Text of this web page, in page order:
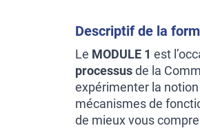
Descriptif de la
Le MODULE 1 est
processusde la
expérimenter la
mécanismes de
de mieux vous